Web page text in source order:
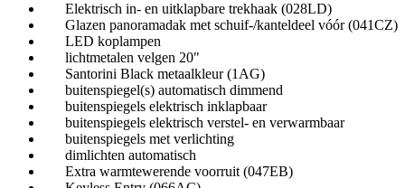
Elektrisch in- en uitklapbare trekhaak (028LD)
Glazen panoramadak met schuif-/kanteldeel vóór (041CZ)
LED koplampen
lichtmetalen velgen 20"
Santorini Black metaalkleur (1AG)
buitenspiegel(s) automatisch dimmend
buitenspiegels elektrisch inklapbaar
buitenspiegels elektrisch verstel- en verwarmbaar
buitenspiegels met verlichting
dimlichten automatisch
Extra warmtewerende voorruit (047EB)